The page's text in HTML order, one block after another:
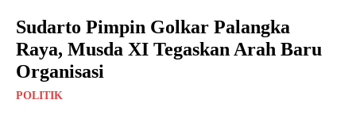
Sudarto Pimpin Golkar Palangka
Raya, Musda XI Tegaskan Arah Baru
Organisasi
POLITIK